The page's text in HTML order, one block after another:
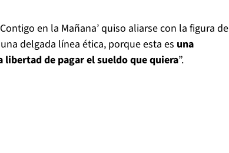
en la Mañana’ quiso aliarse con la figura de
delgada línea ética, porque esta es una
de pagar el sueldo que quiera”.